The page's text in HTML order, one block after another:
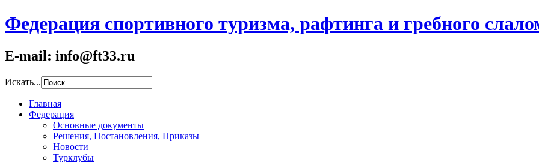
Федерация спортивного туризма, рафтинга и гребного
E-mail: info@ft33.ru
Искать...
Главная
Федерация
Основные документы
Решения, Постановления, Приказы
Новости
Турклубы